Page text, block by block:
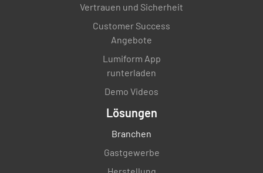
Vertrauen und Sicherheit
Customer Success
Angebote
Lumiform App
runterladen
Demo Videos
Lösungen
Branchen
Gastgewerbe
Herstellung